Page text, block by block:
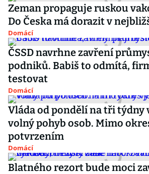
Zeman propaguje ruskou
Do Česka má dorazit v
Domácí
ČSSD navrhne zavření
podniků. Babiš to odmítá,
testovat
Domácí
Vláda od pondělí na tři týdny
volný pohyb osob. Mimo
potvrzením
Domácí
Blatného rezort bude moci